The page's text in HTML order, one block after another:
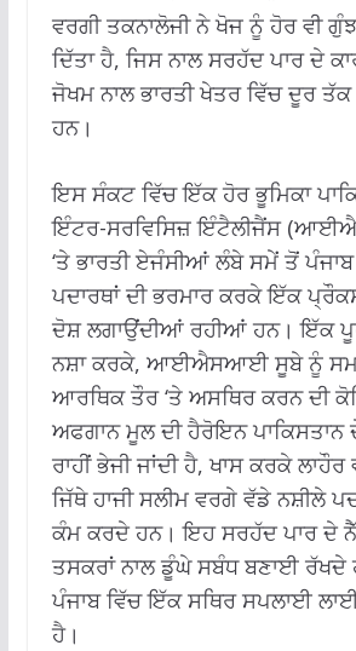
ਵਰਗੀ ਤਕਨਾਲੋਜੀ ਨੇ ਖੋਜ ਨੂੰ ਹੋਰ ਵੀ
ਦਿੱਤਾ ਹੈ, ਜਿਸ ਨਾਲ ਸਰਹੱਦ ਪਾਰ ਦੇ
ਜੋਖਮ ਨਾਲ ਭਾਰਤੀ ਖੇਤਰ ਵਿੱਚ ਦੂਰ
ਹਨ।
ਇਸ ਸੰਕਟ ਵਿੱਚ ਇੱਕ ਹੋਰ ਭੂਮਿਕਾ
ਇੰਟਰ-ਸਰਵਿਸਿਜ਼ ਇੰਟੈਲੀਜੈਂਸ
‘ਤੇ ਭਾਰਤੀ ਏਜੰਸੀਆਂ ਲੰਬੇ ਸਮੇਂ ਤੋਂ
ਪਦਾਰਥਾਂ ਦੀ ਭਰਮਾਰ ਕਰਕੇ ਇੱਕ
ਦੋਸ਼ ਲਗਾਉਂਦੀਆਂ ਰਹੀਆਂ ਹਨ। ਇੱਕ
ਨਸ਼ਾ ਕਰਕੇ, ਆਈਐਸਆਈ ਸੂਬੇ ਨੂੰ
ਆਰਥਿਕ ਤੌਰ ‘ਤੇ ਅਸਥਿਰ ਕਰਨ ਦੀ
ਅਫਗਾਨ ਮੂਲ ਦੀ ਹੈਰੋਇਨ ਪਾਕਿਸਤਾਨ
ਰਾਹੀਂ ਭੇਜੀ ਜਾਂਦੀ ਹੈ, ਖਾਸ ਕਰਕੇ
ਜਿੱਥੇ ਹਾਜੀ ਸਲੀਮ ਵਰਗੇ ਵੱਡੇ ਨਸ਼ੀਲੇ
ਕੰਮ ਕਰਦੇ ਹਨ। ਇਹ ਸਰਹੱਦ ਪਾਰ ਦੇ
ਤਸਕਰਾਂ ਨਾਲ ਡੂੰਘੇ ਸਬੰਧ ਬਣਾਈ ਰੱਖਦੇ
ਪੰਜਾਬ ਵਿੱਚ ਇੱਕ ਸਥਿਰ ਸਪਲਾਈ
ਹੈ।